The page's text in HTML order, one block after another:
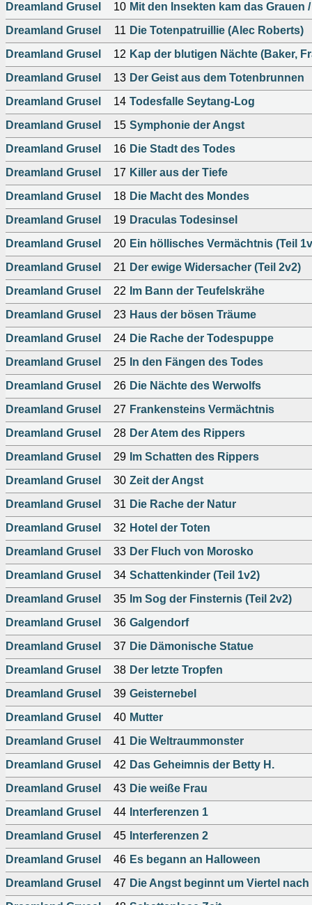
Dreamland Grusel
10 Mit den Insekten kam das
Dreamland Grusel
11 Die Totenpatruillie (Alec Roberts)
Dreamland Grusel
12 Kap der blutigen Nächte (Baker,
Dreamland Grusel
13 Der Geist aus dem Totenbrunnen
Dreamland Grusel
14 Todesfalle Seytang-Log
Dreamland Grusel
15 Symphonie der Angst
Dreamland Grusel
16 Die Stadt des Todes
Dreamland Grusel
17 Killer aus der Tiefe
Dreamland Grusel
18 Die Macht des Mondes
Dreamland Grusel
19 Draculas Todesinsel
Dreamland Grusel
20 Ein höllisches Vermächtnis (Teil
Dreamland Grusel
21 Der ewige Widersacher (Teil 2v2)
Dreamland Grusel
22
Im Bann der Teufelskrähe
Dreamland Grusel
23 Haus der bösen Träume
Dreamland Grusel
24 Die Rache der Todespuppe
Dreamland Grusel
25 In den Fängen des Todes
Dreamland Grusel
26 Die Nächte des Werwolfs
Dreamland Grusel
27 Frankensteins Vermächtnis
Dreamland Grusel
28 Der Atem des Rippers
Dreamland Grusel
29 Im Schatten des Rippers
Dreamland Grusel
30 Zeit der Angst
Dreamland Grusel
31 Die Rache der Natur
Dreamland Grusel
32 Hotel der Toten
Dreamland Grusel
33 Der Fluch von Morosko
Dreamland Grusel
34 Schattenkinder (Teil 1v2)
Dreamland Grusel
35 Im Sog der Finsternis (Teil 2v2)
Dreamland Grusel
36 Galgendorf
Dreamland Grusel
37 Die Dämonische Statue
Dreamland Grusel
38 Der letzte Tropfen
Dreamland Grusel
39 Geisternebel
Dreamland Grusel
40 Mutter
Dreamland Grusel
41 Die Weltraummonster
Dreamland Grusel
42 Das Geheimnis der Betty H.
Dreamland Grusel
43 Die weiße Frau
Dreamland Grusel
44 Interferenzen 1
Dreamland Grusel
45 Interferenzen 2
Dreamland Grusel
46 Es begann an Halloween
Dreamland Grusel
47 Die Angst beginnt um Viertel nach